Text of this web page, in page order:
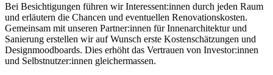
Bei Besichtigungen führen wir Interessent:innen durch jeden Raum
und erläutern die Chancen und eventuellen Renovationskosten.
Gemeinsam mit unseren Partner:innen für Innenarchitektur und
Sanierung erstellen wir auf Wunsch erste Kostenschätzungen und
Designmoodboards. Dies erhöht das Vertrauen von Investor:innen
und Selbstnutzer:innen gleichermassen.